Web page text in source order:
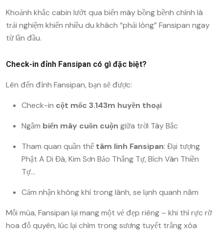
Khoảnh khắc cabin lướt qua biển mây bồng bềnh chính là
trải nghiệm khiến nhiều du khách “phải lòng” Fansipan ngay
từ lần đầu.
Check-in đỉnh Fansipan có gì đặc biệt?
Lên đến đỉnh Fansipan, bạn sẽ được:
Check-in cột mốc 3.143m huyền thoại
Ngắm biển mây cuồn cuộn giữa trời Tây Bắc
Tham quan quần thể tâm linh Fansipan: Đại tượng
Phật A Di Đà, Kim Sơn Bảo Thắng Tự, Bích Vân Thiền
Tự…
Cảm nhận không khí trong lành, se lạnh quanh năm
Mỗi mùa, Fansipan lại mang một vẻ đẹp riêng – khi thì rực rỡ
hoa đỗ quyên, lúc lại chìm trong sương tuyết trắng xóa